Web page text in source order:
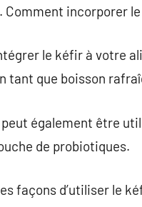
Comment incorporer
le kéfir à votre
tant que boisson
peut également être
de probiotiques.
façons d’utiliser le